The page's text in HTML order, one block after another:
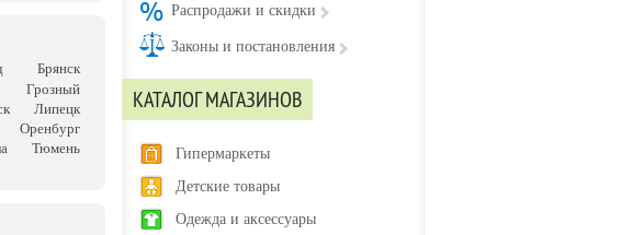
Брянск
Грозный
Липецк
Оренбург
Тюмень
Распродажи и скидки
Законы и постановления
КАТАЛОГ МАГАЗИНОВ
Гипермаркеты
Детские товары
Одежда и аксессуары